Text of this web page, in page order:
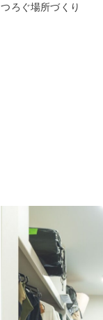
つろぐ場所づくり